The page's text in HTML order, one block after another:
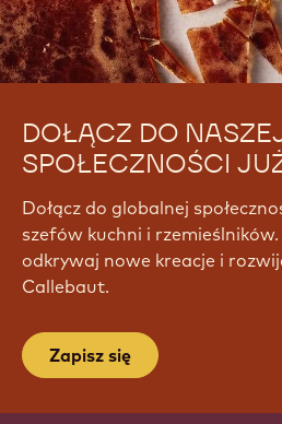
a
t
c
h
v
=
P
Z
D
1
A
W
s
6
J
Q
DOŁĄCZ DO
SPOŁECZNOŚCI
Dołącz do globalnej
szefów kuchni i
odkrywaj nowe kreacje i
Callebaut.
Zapisz się